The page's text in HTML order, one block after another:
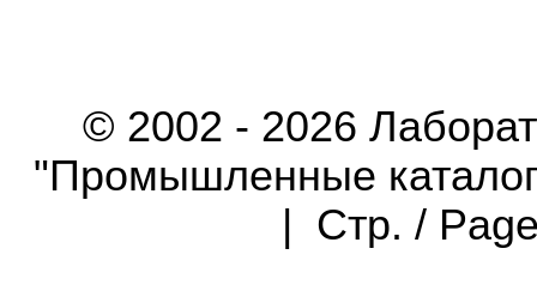
© 2002 - 2026
"Промышленные
| Стр. /